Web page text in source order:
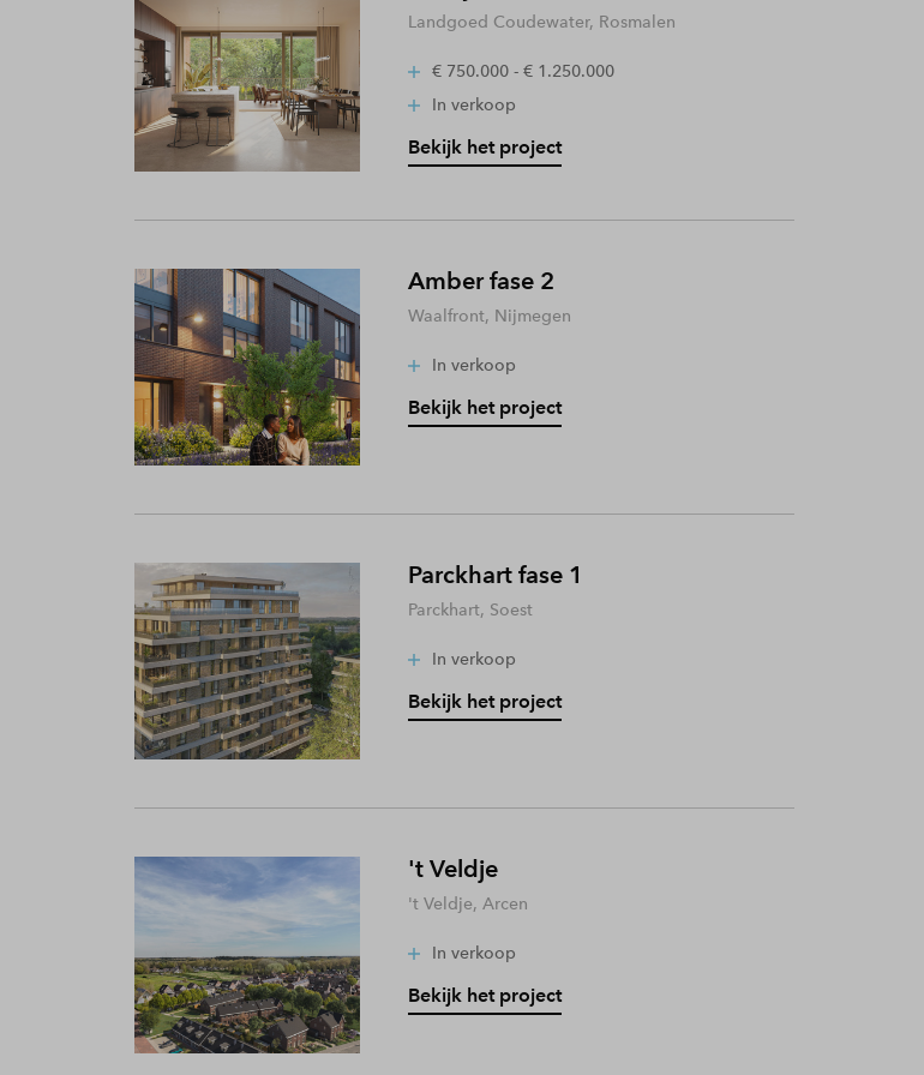
Landgoed Coudewater, Rosmalen
€ 750.000 - € 1.250.000
In verkoop
Bekijk het project
Amber fase 2
Waalfront, Nijmegen
In verkoop
Bekijk het project
Parckhart fase 1
Parckhart, Soest
In verkoop
Bekijk het project
't Veldje
't Veldje, Arcen
In verkoop
Bekijk het project